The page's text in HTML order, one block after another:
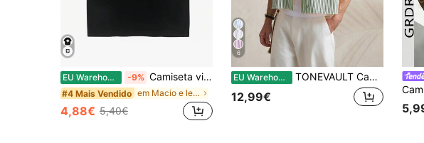
EU Warehouse -9% Camiseta vintage engraçada com estampa de gato e ibuprofeno. Camiseta casual e estilosa. Estilo Harajuku.
#4 Mais Vendido em Macio e leve T-shirts masculinas
4,88€ 5,40€
6
EU Warehouse TONEVAULT Camisa masculina de manga curta com estampa listrada
12,99€